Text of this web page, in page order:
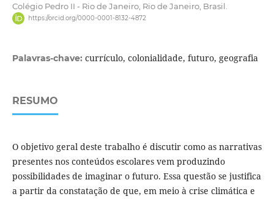
Colégio Pedro II - Rio de Janeiro, Rio de Janeiro, Brasil.
https://orcid.org/0000-0001-8132-4872
Palavras-chave: currículo, colonialidade, futuro, geografia
RESUMO
O objetivo geral deste trabalho é discutir como as narrativas
presentes nos conteúdos escolares vem produzindo
possibilidades de imaginar o futuro. Essa questão se justifica
a partir da constatação de que, em meio à crise climática e